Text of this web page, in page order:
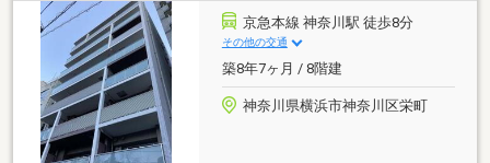
京急本線 神奈川駅 徒歩8分
その他の交通
築8年7ヶ月 / 8階建
神奈川県横浜市神奈川区栄町